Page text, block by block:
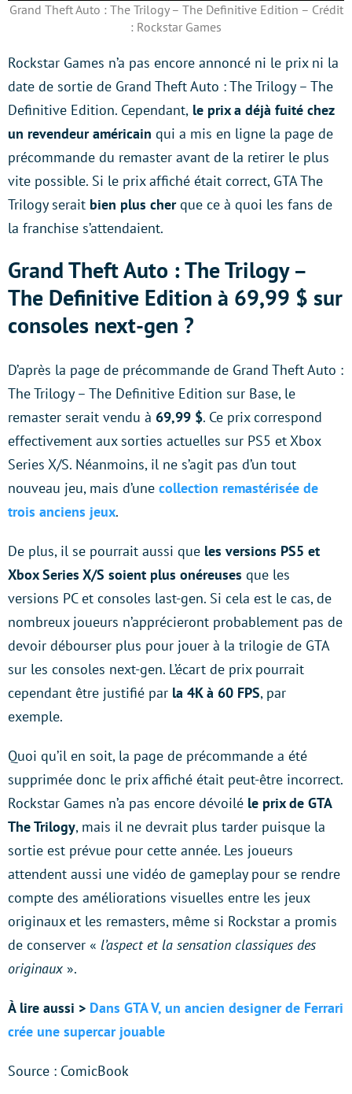
Grand Theft Auto : The Trilogy – The Definitive Edition – Crédit
: Rockstar Games
Rockstar Games n’a pas encore annoncé ni le prix ni la
date de sortie de Grand Theft Auto : The Trilogy – The
Definitive Edition. Cependant, le prix a déjà fuité chez
un revendeur américain qui a mis en ligne la page de
précommande du remaster avant de la retirer le plus
vite possible. Si le prix affiché était correct, GTA The
Trilogy serait bien plus cherque ce à quoi les fans de
la franchise s’attendaient.
Grand Theft Auto : The Trilogy –
The Definitive Edition à 69,99 $ sur
consoles next-gen ?
D’après la page de précommande de Grand Theft Auto :
The Trilogy – The Definitive Edition sur Base, le
remaster serait vendu à 69,99 $. Ce prix correspond
effectivement aux sorties actuelles sur PS5 et Xbox
Series X/S. Néanmoins, il ne s’agit pas d’un tout
nouveau jeu, mais d’une collection remastérisée de
trois anciens jeux.
De plus, il se pourrait aussi que les versions PS5 et
Xbox Series X/S soient plus onéreuses que les
versions PC et consoles last-gen. Si cela est le cas, de
nombreux joueurs n’apprécieront probablement pas de
devoir débourser plus pour jouer à la trilogie de GTA
sur les consoles next-gen. L’écart de prix pourrait
cependant être justifié par la 4K à 60 FPS, par
exemple.
Quoi qu’il en soit, la page de précommande a été
supprimée donc le prix affiché était peut-être incorrect.
Rockstar Games n’a pas encore dévoilé le prix de GTA
The Trilogy, mais il ne devrait plus tarder puisque la
sortie est prévue pour cette année. Les joueurs
attendent aussi une vidéo de gameplay pour se rendre
compte des améliorations visuelles entre les jeux
originaux et les remasters, même si Rockstar a promis
de conserver « l’aspect et la sensation classiques des
originaux ».
À lire aussi > Dans GTA V, un ancien designer de Ferrari
crée une supercar jouable
Source : ComicBook